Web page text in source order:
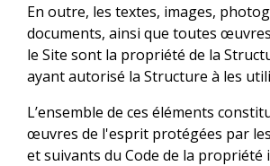
En outre, les textes, images,
documents, ainsi que toutes
le Site sont la propriété de la
ayant autorisé la Structure à les
L’ensemble de ces éléments
œuvres de l'esprit protégées par
et suivants du Code de la propriété